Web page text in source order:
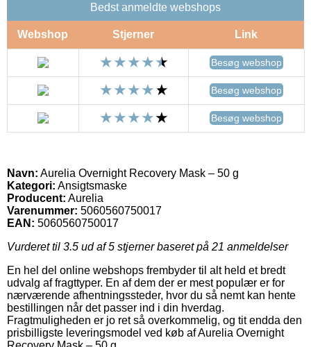
Bedst anmeldte webshops
Webshop Stjerner Link
Besøg webshop
Besøg webshop
Besøg webshop
Navn: Aurelia Overnight Recovery Mask – 50 g
Kategori: Ansigtsmaske
Producent: Aurelia
Varenummer: 5060560750017
EAN: 5060560750017
Vurderet til 3.5 ud af 5 stjerner baseret på 21 anmeldelser
En hel del online webshops frembyder til alt held et bredt
udvalg af fragttyper. En af dem der er mest populær er for
nærværende afhentningssteder, hvor du så nemt kan hente
bestillingen når det passer ind i din hverdag.
Fragtmuligheden er jo ret så overkommelig, og tit endda den
prisbilligste leveringsmodel ved køb af Aurelia Overnight